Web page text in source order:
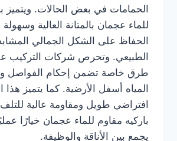
الحمامات في بعض الحالات. ويتميز
للماء عجمان بالمتانة العالية
الحفاظ على الشكل الجمالي
الطبيعي. وتحرص شركات التركيب
طرق خاصة تضمن إحكام الفواصل
المياه أسفل الأرضية. كما يتميز هذا
افتراضي طويل ومقاومة عالية
باركيه مقاوم للماء عجمان خيارًا
يجمع بين الأناقة والوظيفة.